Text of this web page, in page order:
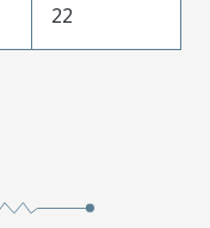
22